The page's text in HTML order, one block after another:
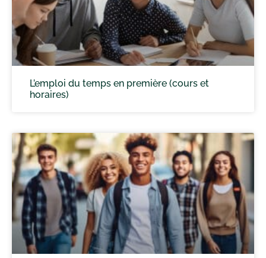
L’emploi du temps en première (cours et
horaires)